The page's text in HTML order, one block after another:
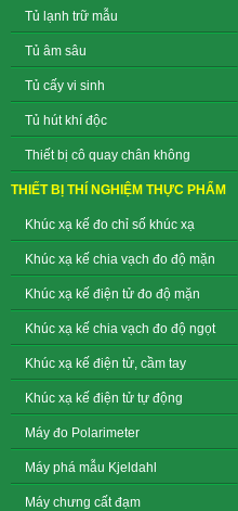
Tủ lạnh trữ mẫu
Tủ âm sâu
Tủ cấy vi sinh
Tủ hút khí độc
Thiết bị cô quay chân không
THIẾT BỊ THÍ NGHIỆM THỰC PHẨM
Khúc xạ kế đo chỉ số khúc xạ
Khúc xạ kế chia vạch đo độ mặn
Khúc xạ kế điện tử đo độ mặn
Khúc xạ kế chia vạch đo độ ngọt
Khúc xạ kế điện tử, cầm tay
Khúc xạ kế điện tử tự động
Máy đo Polarimeter
Máy phá mẫu Kjeldahl
Máy chưng cất đạm